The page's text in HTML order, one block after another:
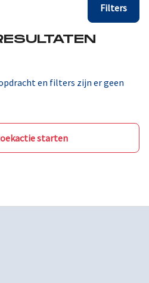
Filters
en filters zijn er geen
starten